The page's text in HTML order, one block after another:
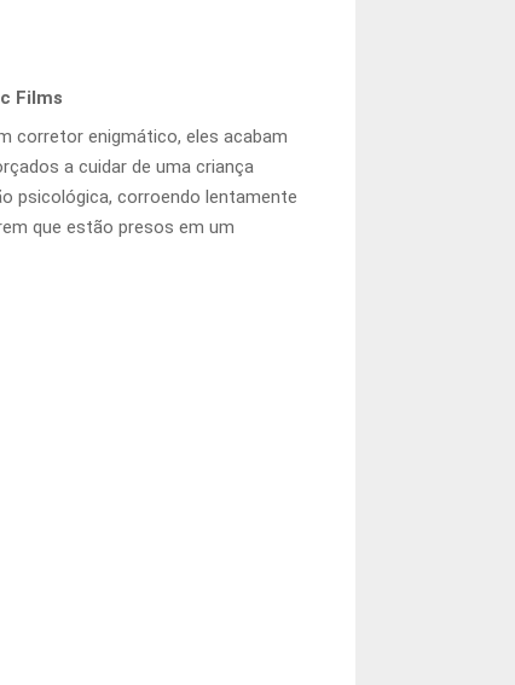
Films
corretor enigmático, eles acabam
a cuidar de uma criança
psicológica, corroendo lentamente
que estão presos em um